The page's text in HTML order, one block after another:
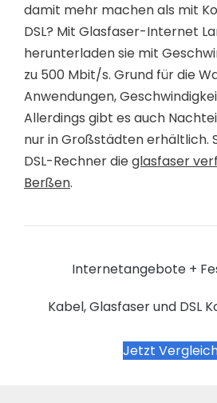
damit mehr machen als mit
DSL? Mit Glasfaser-Internet
herunterladen sie mit
zu 500 Mbit/s. Grund für die
Anwendungen,
Allerdings gibt es auch
nur in Großstädten erhältlich.
DSL-Rechner dieglasfaser
Berßen.
Internetangebote +
Kabel, Glasfaser und DSL
Jetzt